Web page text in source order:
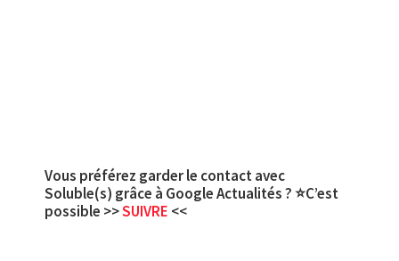
Vous préférez garder le contact avec
Soluble(s) grâce à Google Actualités ? ⭐C’est
possible >>SUIVRE <<